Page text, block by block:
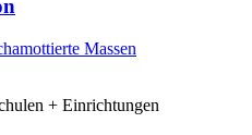
Massen
+ Einrichtungen